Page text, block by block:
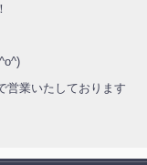
営業いたしております